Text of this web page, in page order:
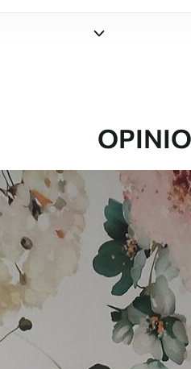
de diseño Uwalls
bajo pedido y entregado en
con recubrimiento de
limpiar suavemente con una
de barniz pueden
360 cm de altura: aplicación sin